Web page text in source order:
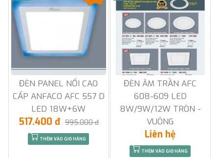
ĐÈN PANEL NỔI CAO
CẤP ANFACO AFC 557 D
LED 18W+6W
517.400 đ 995.000 đ
THÊM VÀO GIỎ HÀNG
ĐÈN ÂM TRẦN AFC
608-609 LED
8W/9W/12W TRÒN -
VUÔNG
Liên hệ
THÊM VÀO GIỎ HÀNG